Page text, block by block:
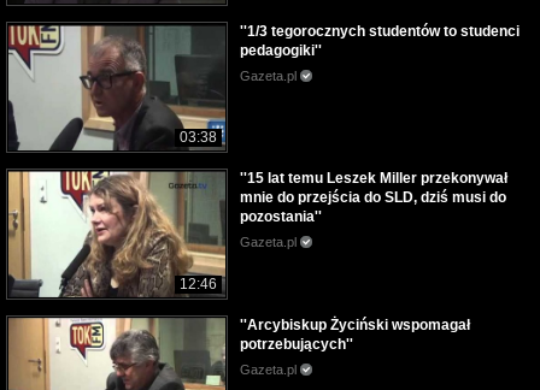
03:38
''1/3 tegorocznych studentów to studenci
pedagogiki''
Gazeta.pl
12:46
''15 lat temu Leszek Miller przekonywał
mnie do przejścia do SLD, dziś musi do
pozostania''
Gazeta.pl
''Arcybiskup Życiński wspomagał
potrzebujących''
Gazeta.pl